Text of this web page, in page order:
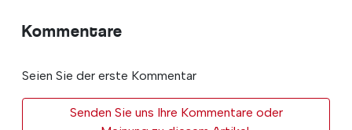
Kommentare
Seien Sie der erste Kommentar
Senden Sie uns Ihre Kommentare oder